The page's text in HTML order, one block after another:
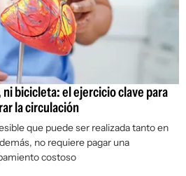
bicicleta: el ejercicio clave para
la circulación
que puede ser realizada tanto en
no requiere pagar una
costoso